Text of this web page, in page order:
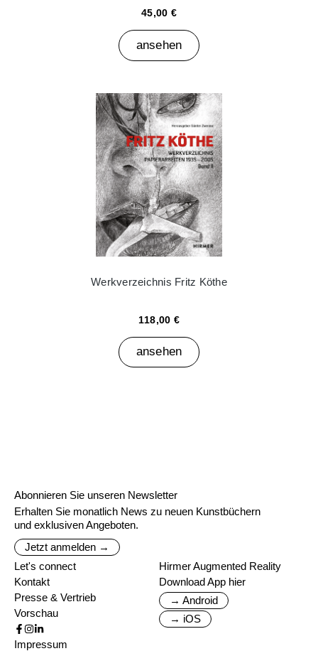
45,00 €
ansehen
Werkverzeichnis Fritz Köthe
118,00 €
ansehen
Abonnieren Sie unseren Newsletter
Erhalten Sie monatlich News zu neuen Kunstbüchern
und exklusiven Angeboten.
Jetzt anmelden →
Let's connect
Kontakt
Presse & Vertrieb
Vorschau
Hirmer Augmented Reality
Download App hier
→ Android
→ iOS
Impressum